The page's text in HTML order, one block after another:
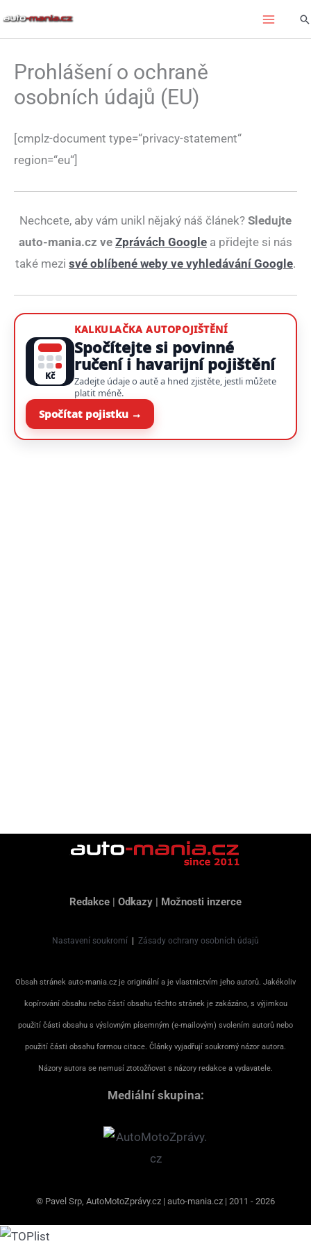
Prohlášení o ochraně
osobních údajů (EU)
[cmplz-document type=“privacy-statement“
region=“eu“]
Nechcete, aby vám unikl nějaký náš článek? Sledujte
auto-mania.cz ve Zprávách Google a přidejte si nás
také mezi své oblíbené weby ve vyhledávání Google.
Kč
KALKULAČKA AUTOPOJIŠTĚNÍ
Spočítejte si povinné
ručení i havarijní pojištění
Zadejte údaje o autě a hned zjistěte, jestli můžete
platit méně.
Spočítat pojistku →
Redakce Odkazy Možnosti inzerce
Nastavení soukromí | Zásady ochrany osobních údajů
Obsah stránek auto-mania.cz je originální a je vlastnictvím jeho autorů. Jakékoliv
kopírování obsahu nebo částí obsahu těchto stránek je zakázáno, s výjimkou
použití části obsahu s výslovným písemným (e-mailovým) svolením autorů nebo
použití části obsahu formou citace. Články vyjadřují soukromý názor autora.
Názory autora se nemusí ztotožňovat s názory redakce a vydavatele.
Mediální skupina:
© Pavel Srp, AutoMotoZprávy.cz | auto-mania.cz | 2011 - 2026